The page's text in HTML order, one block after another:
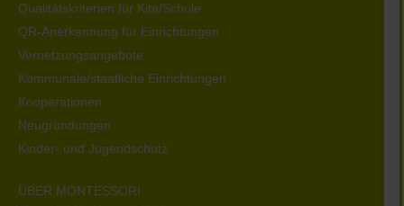
Qualitätskriterien für Kita/Schule
QR-Anerkennung für Einrichtungen
Vernetzungsangebote
Kommunale/staatliche Einrichtungen
Kooperationen
Neugründungen
Kinder- und Jugendschutz
ÜBER MONTESSORI